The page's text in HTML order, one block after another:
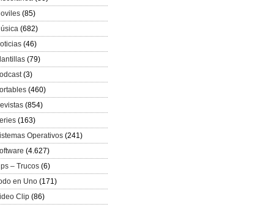
(85)
(682)
(46)
(79)
(3)
(460)
(854)
(163)
Operativos (241)
(4.627)
– Trucos (6)
en Uno (171)
Clip (86)